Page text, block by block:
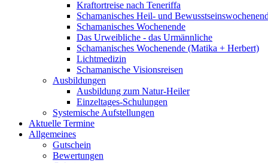
Kraftortreise nach Teneriffa
Schamanisches Heil- und
Schamanisches Wochenende
Das Urweibliche - das Urmännliche
Schamanisches Wochenende (Matika + Herbert)
Lichtmedizin
Schamanische Visionsreisen
Ausbildungen
Ausbildung zum Natur-Heiler
Einzeltages-Schulungen
Systemische Aufstellungen
Aktuelle Termine
Allgemeines
Gutschein
Bewertungen